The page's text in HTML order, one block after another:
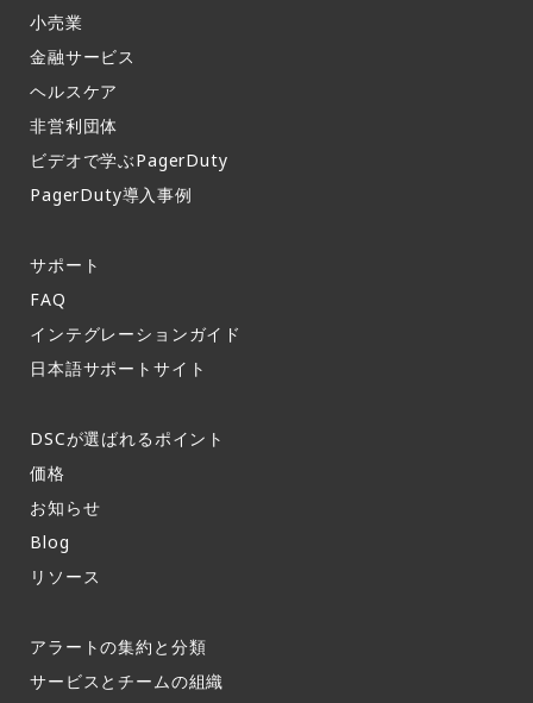
小売業
金融サービス
ヘルスケア
非営利団体
ビデオで学ぶPagerDuty
PagerDuty導入事例​
サポート​
FAQ​
インテグレーションガイド​
日本語サポートサイト​
DSCが選ばれるポイント
価格
お知らせ​
Blog
リソース
アラートの集約と分類​
サービスとチームの組織​